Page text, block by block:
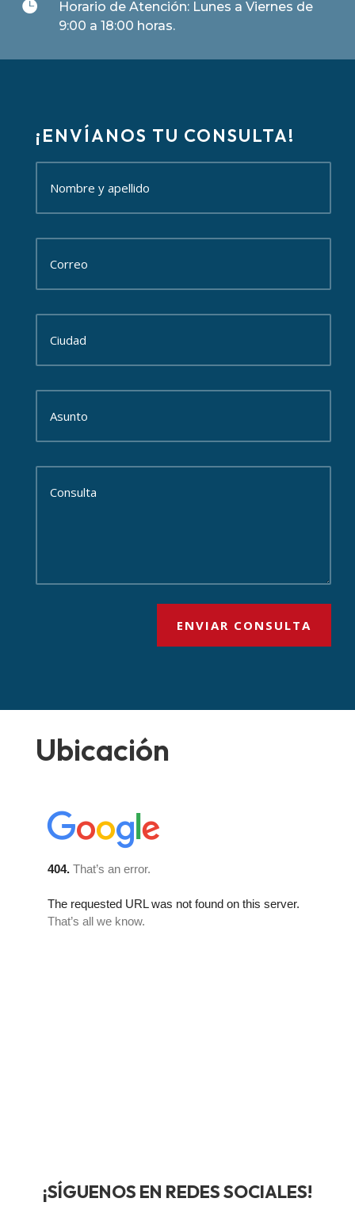

Horario de Atención: Lunes a Viernes de
9:00 a 18:00 horas.
¡ENVÍANOS TU CONSULTA!
ENVIAR CONSULTA
Ubicación
¡SÍGUENOS EN REDES SOCIALES!